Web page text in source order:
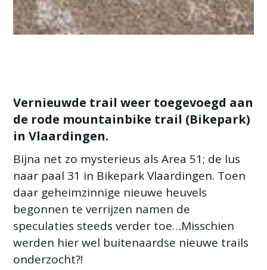
Vernieuwde trail weer toegevoegd aan
de rode mountainbike trail (Bikepark)
in Vlaardingen.
Bijna net zo mysterieus als Area 51; de lus
naar paal 31 in Bikepark Vlaardingen. Toen
daar geheimzinnige nieuwe heuvels
begonnen te verrijzen namen de
speculaties steeds verder toe…Misschien
werden hier wel buitenaardse nieuwe trails
onderzocht?!